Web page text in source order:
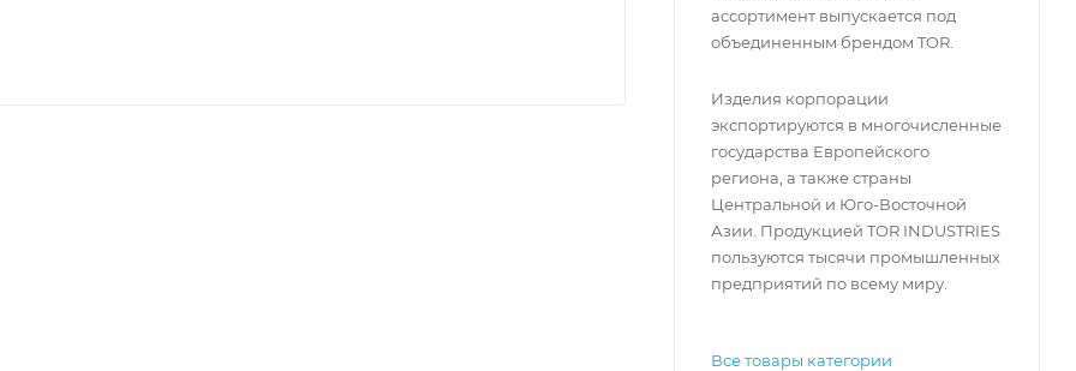
ассортимент выпускается под
объединенным брендом TOR.
Изделия корпорации
экспортируются в многочисленные
государства Европейского
региона, а также страны
Центральной и Юго-Восточной
Азии. Продукцией TOR INDUSTRIES
пользуются тысячи промышленных
предприятий по всему миру.
Все товары категории